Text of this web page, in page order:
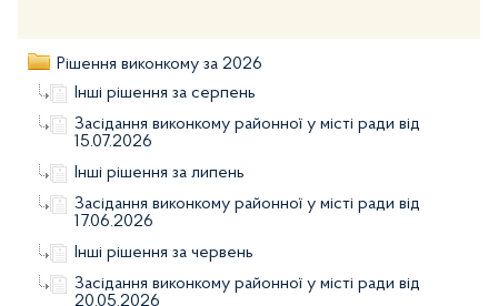
Рішення виконкому за 2026
Інші рішення за серпень
Засідання виконкому районної у місті ради від
15.07.2026
Інші рішення за липень
Засідання виконкому районної у місті ради від
17.06.2026
Інші рішення за червень
Засідання виконкому районної у місті ради від
20.05.2026